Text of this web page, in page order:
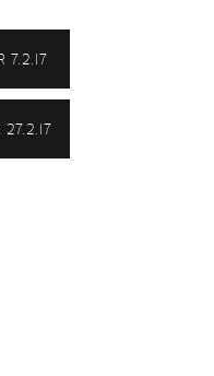
7.2.17
27.2.17